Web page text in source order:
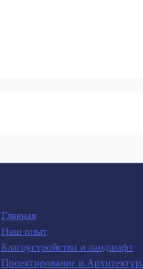
Главная
Наш опыт
Благоустройство и ландшафт
Проектирование и